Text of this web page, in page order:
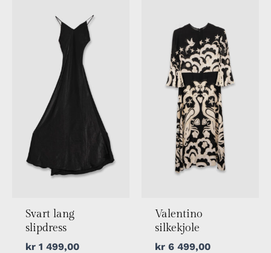
Svart lang
slipdress
kr1 499,00
Valentino
silkekjole
kr6 499,00